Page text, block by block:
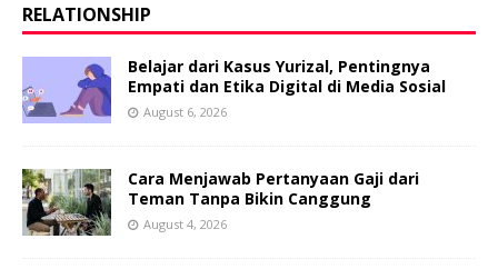
RELATIONSHIP
Belajar dari Kasus Yurizal, Pentingnya
Empati dan Etika Digital di Media Sosial
August 6, 2026
Cara Menjawab Pertanyaan Gaji dari
Teman Tanpa Bikin Canggung
August 4, 2026